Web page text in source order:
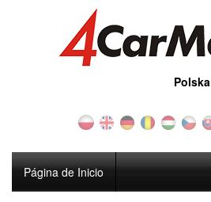
Polska
Página de Inicio